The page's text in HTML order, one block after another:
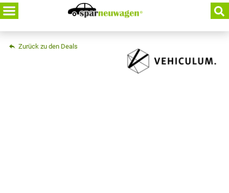
Skip
to
content
Zurück zu den Deals